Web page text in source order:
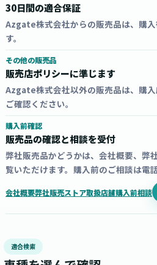
30日間の適合保証
Azgate株式会社からの販売品は、購
す。
その他の販売品
販売店ポリシーに準じます
Azgate株式会社以外の販売品は、購
ご確認ください。
購入前確認
販売品の確認と相談を受付
弊社販売品かどうかは、会社概要、弊
覧いただけます。購入前のご相談は電
会社概要弊社販売ストア取扱店舗購入前相談
適合検索